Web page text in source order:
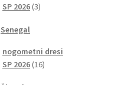
SP 2026 33
Senegal
nogometni dresi
SP 2026 1616